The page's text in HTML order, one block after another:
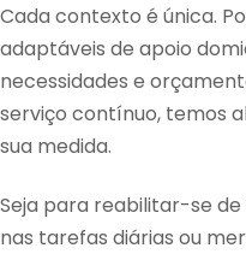
Cada contexto é única.
adaptáveis de apoio
necessidades e
serviço contínuo, temos
sua medida.
Seja para reabilitar-se
nas tarefas diárias ou